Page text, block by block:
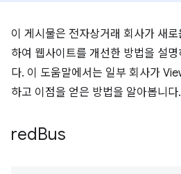
이 게시물은 전자상거래 회사가 새
하여 웹사이트를 개선한 방법을 설명
다. 이 도움말에서는 일부 회사가
하고 이점을 얻은 방법을 알아봅니다.
redBus